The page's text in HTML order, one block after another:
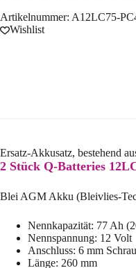
Artikelnummer: A12LC75-
Wishlist
Ersatz-Akkusatz, bestehend
2 Stück Q-Batteries
Blei AGM Akku (Bleivlies-
Nennkapazität: 77 Ah
Nennspannung: 12 Volt
Anschluss: 6 mm
Länge: 260 mm